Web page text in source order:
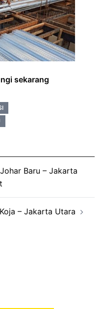
sekarang
Baru – Jakarta
– Jakarta Utara